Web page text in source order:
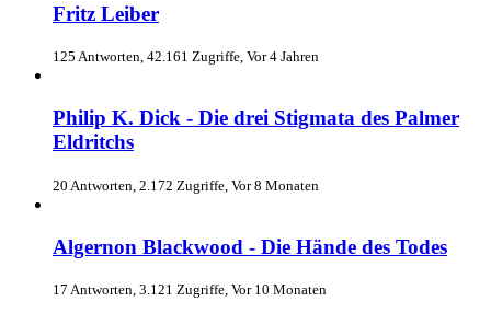
Fritz Leiber
125 Antworten, 42.161 Zugriffe, Vor 4 Jahren
Philip K. Dick - Die drei Stigmata des Palmer
Eldritchs
20 Antworten, 2.172 Zugriffe, Vor 8 Monaten
Algernon Blackwood - Die Hände des Todes
17 Antworten, 3.121 Zugriffe, Vor 10 Monaten